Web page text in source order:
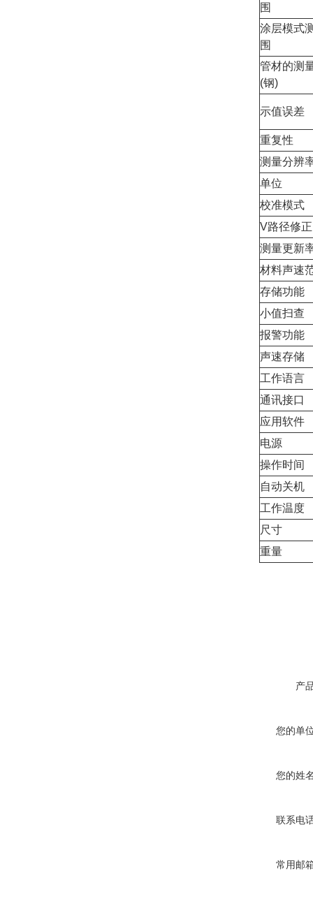
围
涂层模式
围
管材的测
(钢)
示值误差
重复性
测量分辨
单位
校准模式
V路径修正
测量更新
材料声速
存储功能
小值扫查
报警功能
声速存储
工作语言
通讯接口
应用软件
电源
操作时间
自动关机
工作温度
尺寸
重量
产
您的单
您的姓
联系电
常用邮